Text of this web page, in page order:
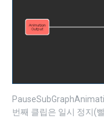
번째 클립은 일시 정지(